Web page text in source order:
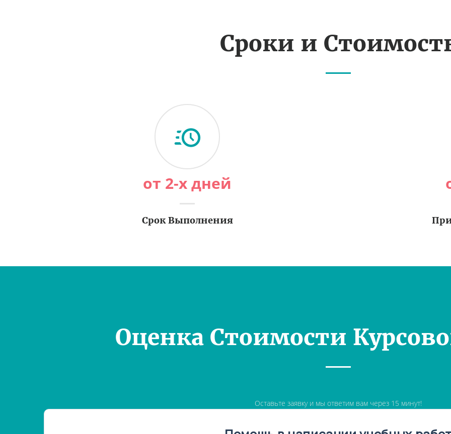
Сроки и
от 2-х дней
Срок Выполнения
Оценка Стоимости
Оставьте заявку и мы ответим вам через 15 минут!